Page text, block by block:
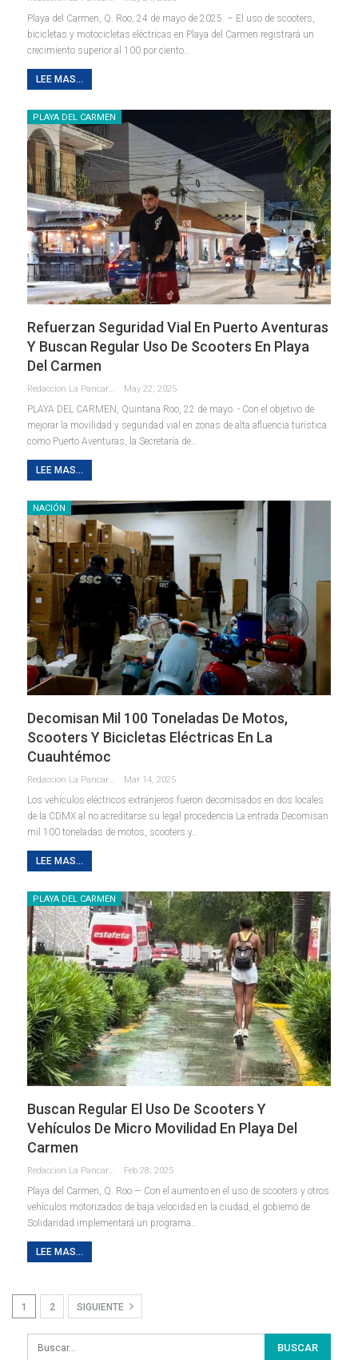
Playa del Carmen, Q. Roo, 24 de mayo de 2025. – El uso de scooters,
bicicletas y motocicletas eléctricas en Playa del Carmen registrará un
crecimiento superior al 100 por ciento
LEE MAS...
PLAYA DEL CARMEN
Refuerzan Seguridad Vial En Puerto Aventuras
Y Buscan Regular Uso De Scooters En Playa
Del Carmen
Redaccion La Pancarta De Quintana Roo May 22, 2025
PLAYA DEL CARMEN, Quintana Roo, 22 de mayo. - Con el objetivo de
mejorar la movilidad y seguridad vial en zonas de alta afluencia turística
como Puerto Aventuras, la Secretaría de
LEE MAS...
NACIÓN
Decomisan Mil 100 Toneladas De Motos,
Scooters Y Bicicletas Eléctricas En La
Cuauhtémoc
Redaccion La Pancarta De Quintana Roo Mar 14, 2025
Los vehículos eléctricos extranjeros fueron decomisados en dos locales
de la CDMX al no acreditarse su legal procedencia La entrada Decomisan
mil 100 toneladas de motos, scooters y…
LEE MAS...
PLAYA DEL CARMEN
Buscan Regular El Uso De Scooters Y
Vehículos De Micro Movilidad En Playa Del
Carmen
Redaccion La Pancarta De Quintana Roo Feb 28, 2025
Playa del Carmen, Q. Roo.— Con el aumento en el uso de scooters y otros
vehículos motorizados de baja velocidad en la ciudad, el gobierno de
Solidaridad implementará un programa…
LEE MAS...
1 2 SIGUIENTE